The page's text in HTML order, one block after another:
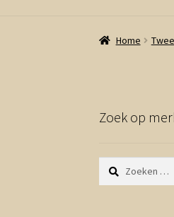
Home
Zoek op
Zoeken
naar: